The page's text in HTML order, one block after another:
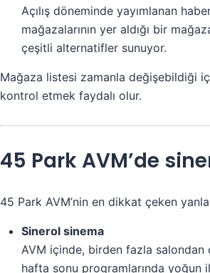
Açılış döneminde yayımlanan
mağazalarının yer aldığı bir
çeşitli alternatifler sunuyor.
Mağaza listesi zamanla değişebildiği
kontrol etmek faydalı olur.
45 Park AVM’de
45 Park AVM’nin en dikkat çeken
Sinerol sinema
AVM içinde, birden fazla salondan
hafta sonu programlarında yoğun